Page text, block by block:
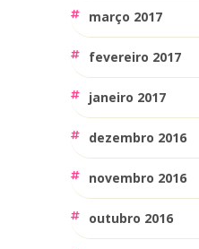
março 2017
fevereiro 2017
janeiro 2017
dezembro 2016
novembro 2016
outubro 2016